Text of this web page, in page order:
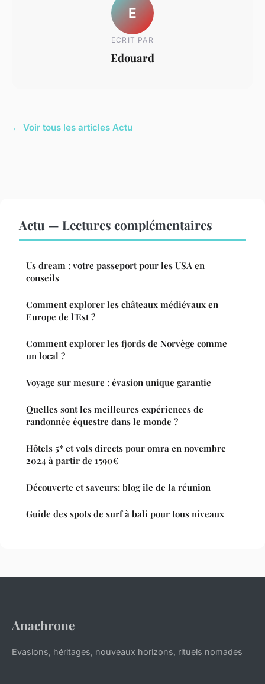
E
ECRIT PAR
Edouard
← Voir tous les articles Actu
Actu — Lectures complémentaires
Us dream : votre passeport pour les USA en
conseils
Comment explorer les châteaux médiévaux en
Europe de l'Est ?
Comment explorer les fjords de Norvège comme
un local ?
Voyage sur mesure : évasion unique garantie
Quelles sont les meilleures expériences de
randonnée équestre dans le monde ?
Hôtels 5* et vols directs pour omra en novembre
2024 à partir de 1590€
Découverte et saveurs: blog ile de la réunion
Guide des spots de surf à bali pour tous niveaux
Anachrone
Evasions, héritages, nouveaux horizons, rituels nomades